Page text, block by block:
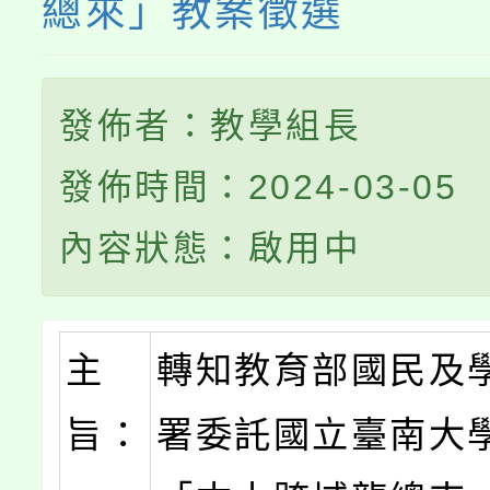
總來」教案徵選
發佈者：教學組長
發佈時間：2024-03-05
內容狀態：啟用中
主
旨：
轉知教育部國民及
署委託國立臺南大